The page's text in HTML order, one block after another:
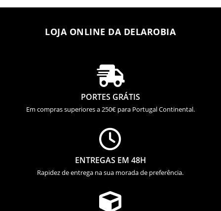
LOJA ONLINE DA DELAROBIA

PORTES GRÁTIS
Em compras superiores a 250€ para Portugal Continental.

ENTREGAS EM 48H
Rapidez de entrega na sua morada de preferência.
